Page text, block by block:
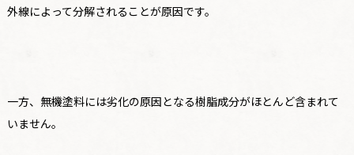
外線によって分解されることが原因です。
一方、無機塗料には劣化の原因となる樹脂成分がほとんど含まれて
いません。